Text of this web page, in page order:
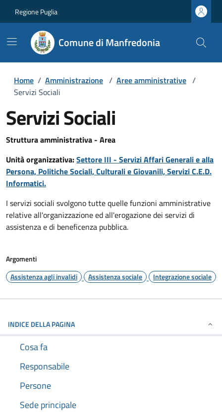
Regione Puglia
Comune di Manfredonia
Home / Amministrazione / Aree amministrative /
Servizi Sociali
Servizi Sociali
Struttura amministrativa - Area
Unità organizzativa:Settore III - Servizi Affari Generali e alla
Persona, Politiche Sociali, Culturali e Giovanili, Servizi C.E.D.
Informatici.
I servizi sociali svolgono tutte quelle funzioni amministrative
relative all'organizzazione ed all'erogazione dei servizi di
assistenza e di beneficenza pubblica.
Argomenti
Assistenza agli invalidi
Assistenza sociale Integrazione sociale
INDICE DELLA PAGINA
Cosa fa
Responsabile
Persone
Sede principale